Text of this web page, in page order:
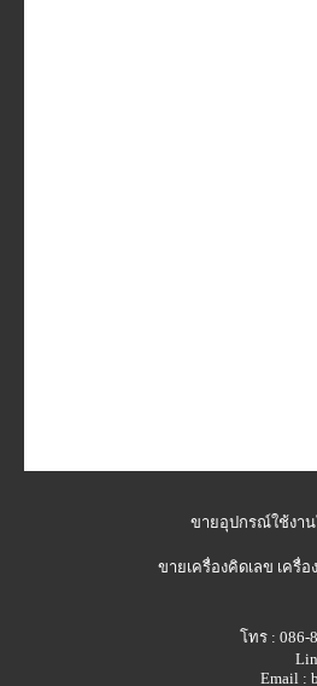
ขายอุปกรณ์ใช้งา
ขายเครื่องคิดเลข เครื่
โทร : 086-
Email :